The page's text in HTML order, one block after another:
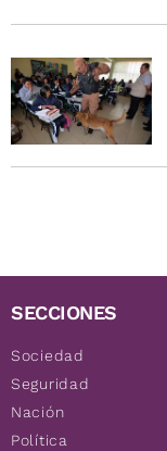
SECCIONES
Sociedad
Seguridad
Nación
Política